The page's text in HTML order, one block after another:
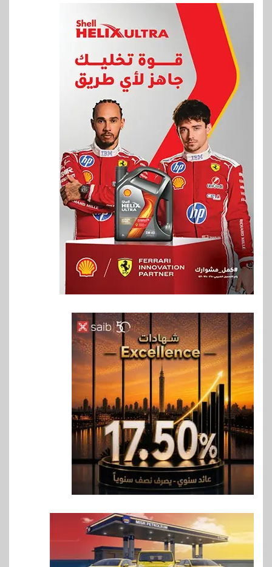
6
اخبار
غرفة القاهرة تنظم ندوة إلكترونية
لدعم الصادرات وتحقيق
مستهدفات رؤية مصر 2030
7
بنوك
بنك مصر يشارك في فعالية اليوم
العالمي للشباب ويقدم العديد من
العروض المجانية
بنك QNB مصر يعزز جاهزية
المشروعات الصغيرة والمتوسطة
للنمو والتوسع